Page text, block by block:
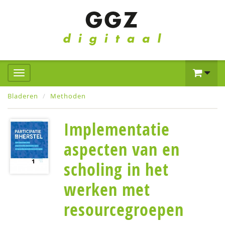
Bladeren Methoden
Implementatie
aspecten van en
scholing in het
werken met
resourcegroepen